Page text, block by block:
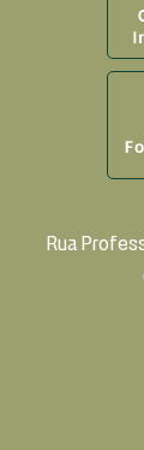
Rua